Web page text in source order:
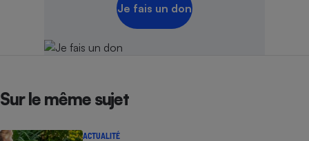
Je fais un don
Sur le même sujet
ACTUALITÉ